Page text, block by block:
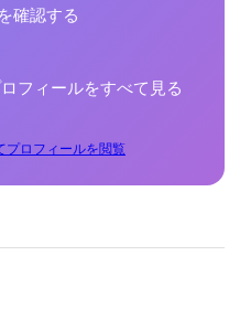
確認する
フィールをすべて見る
プロフィールを閲覧